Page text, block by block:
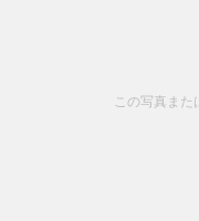
この写真ま